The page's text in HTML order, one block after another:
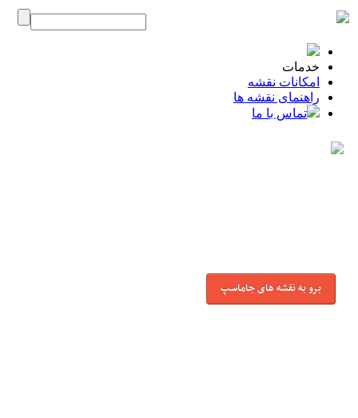
خدمات
امکانات نقشه
راهنمای نقشه ها
تماس با ما